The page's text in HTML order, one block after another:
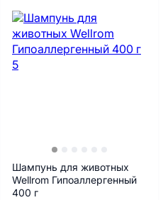
Шампунь для животных
Wellrom Гипоаллергенный
400 г